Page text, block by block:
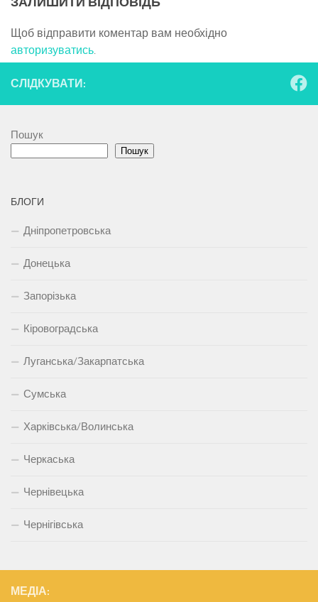
Щоб відправити коментар вам необхідно
авторизуватись.
СЛІДКУВАТИ:
Пошук
Пошук
БЛОГИ
Дніпропетровська
Донецька
Запорізька
Кіровоградська
Луганська/Закарпатська
Сумська
Харківська/Волинська
Черкаська
Чернівецька
Чернігівська
МЕДІА: